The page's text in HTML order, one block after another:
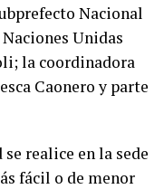
Nacional
Unidas
la coordinadora
Caonero y parte
realice en la sede
fácil o de menor